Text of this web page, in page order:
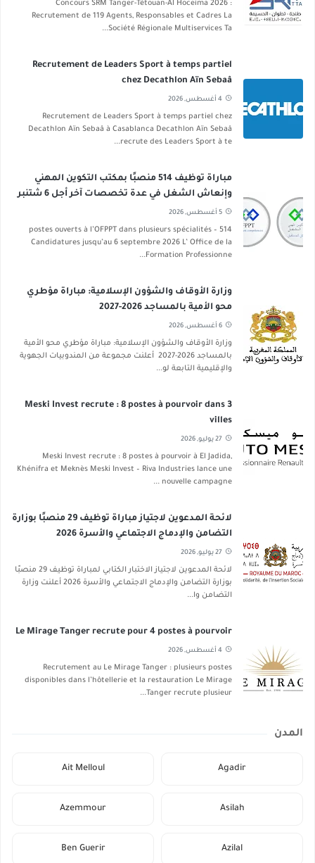
Concours SRM Tanger-Tétouan-Al Hoceima 2026 :
Recrutement de 119 Agents, Responsables et Cadres La
Société Régionale Multiservices Ta...
Recrutement de Leaders Sport à temps partiel
chez Decathlon Aïn Sebaâ
4 أغسطس, 2026
Recrutement de Leaders Sport à temps partiel chez
Decathlon Aïn Sebaâ à Casablanca Decathlon Aïn Sebaâ
recrute des Leaders Sport à te...
مباراة توظيف 514 منصبًا بمكتب التكوين المهني
وإنعاش الشغل في عدة تخصصات آخر أجل 6 شتنبر
2026
5 أغسطس, 2026
514 postes ouverts à l’OFPPT dans plusieurs spécialités –
Candidatures jusqu’au 6 septembre 2026 L’ Office de la
Formation Professionne...
وزارة الأوقاف والشؤون الإسلامية: مباراة مؤطري
محو الأمية بالمساجد 2026-2027
6 أغسطس, 2026
وزارة الأوقاف والشؤون الإسلامية: مباراة مؤطري محو الأمية
بالمساجد 2026-2027 أعلنت مجموعة من المندوبيات الجهوية
والإقليمية التابعة لو...
Meski Invest recrute : 8 postes à pourvoir dans 3
villes
27 يوليو, 2026
Meski Invest recrute : 8 postes à pourvoir à El Jadida,
Khénifra et Meknès Meski Invest – Riva Industries lance une
nouvelle campagne ...
لائحة المدعوين لاجتياز مباراة توظيف 29 منصبًا بوزارة
التضامن والإدماج الاجتماعي والأسرة 2026
27 يوليو, 2026
لائحة المدعوين لاجتياز الاختبار الكتابي لمباراة توظيف 29 منصبًا
بوزارة التضامن والإدماج الاجتماعي والأسرة 2026 أعلنت وزارة
التضامن وا...
Le Mirage Tanger recrute pour 4 postes à pourvoir
4 أغسطس, 2026
Recrutement au Le Mirage Tanger : plusieurs postes
disponibles dans l’hôtellerie et la restauration Le Mirage
Tanger recrute plusieur...
المدن
Agadir
Ait Melloul
Asilah
Azemmour
Azilal
Ben Guerir